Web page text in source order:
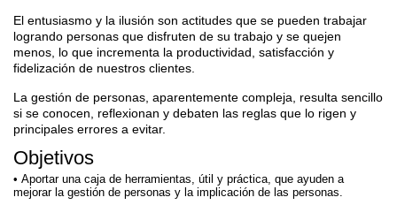
El entusiasmo y la ilusión son actitudes que se pueden trabajar
logrando personas que disfruten de su trabajo y se quejen
menos, lo que incrementa la productividad, satisfacción y
fidelización de nuestros clientes.
La gestión de personas, aparentemente compleja, resulta sencillo
si se conocen, reflexionan y debaten las reglas que lo rigen y
principales errores a evitar.
Objetivos
Aportar una caja de herramientas, útil y práctica, que ayuden a
mejorar la gestión de personas y la implicación de las personas.